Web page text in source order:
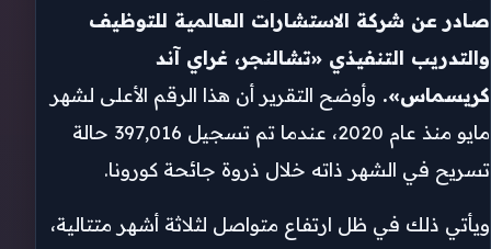
الرعاية الصحية والمنتجات
الأدوية
التكنولوجيا المالية
الحكومة
الإعلام والأخبار
صادر عن شركة الاستشارات العالمية للتوظيف
والتدريب التنفيذي «تشالنجر، غراي آند
كريسماس». وأوضح التقرير أن هذا الرقم الأعلى لشهر
مايو منذ عام 2020، عندما تم تسجيل 397,016 حالة
تسريح في الشهر ذاته خلال ذروة جائحة كورونا.
ويأتي ذلك في ظل ارتفاع متواصل لثلاثة أشهر متتالية،